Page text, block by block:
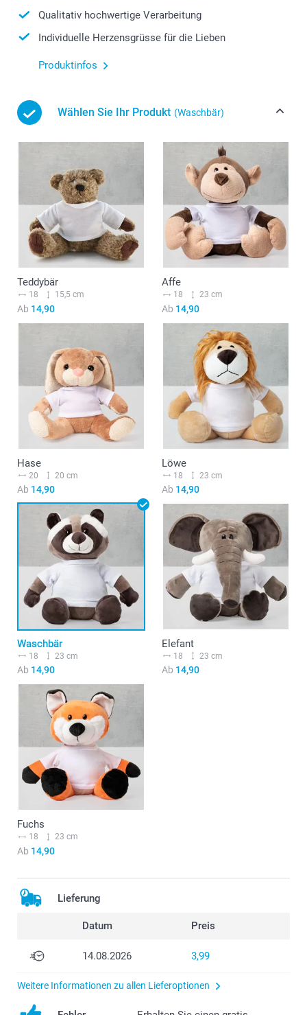
Qualitativ hochwertige Verarbeitung
Individuelle Herzensgrüsse für die Lieben
Produktinfos
Wählen Sie Ihr Produkt (Waschbär)
Teddybär
18 15,5 cm
Ab 14,90
Affe
18 23 cm
Ab 14,90
Hase
20 20 cm
Ab 14,90
Löwe
18 23 cm
Ab 14,90
Waschbär
18 23 cm
Ab 14,90
Elefant
18 23 cm
Ab 14,90
Fuchs
18 23 cm
Ab 14,90
Lieferung
Datum Preis
14.08.2026 3,99
Weitere Informationen zu allen Lieferoptionen